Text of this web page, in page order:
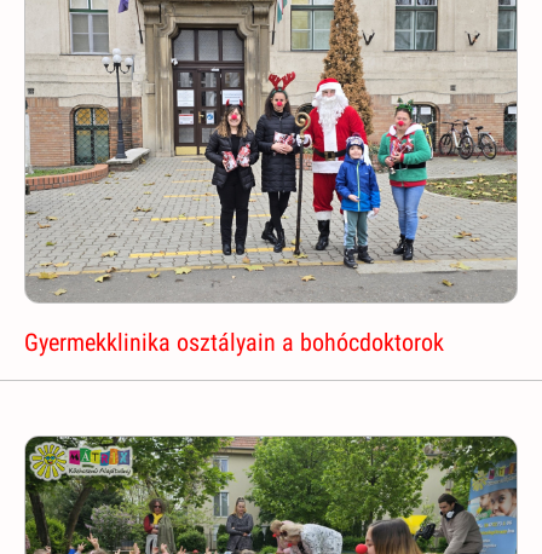
Gyermekklinika osztályain a bohócdoktorok